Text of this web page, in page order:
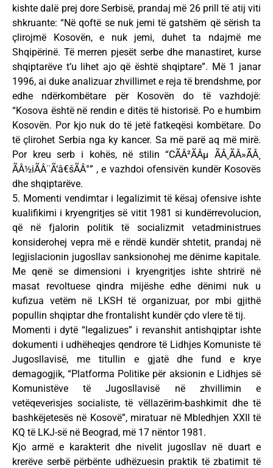
kishte dalë prej dore Serbisë, prandaj më 26 prill të atij viti
shkruante: “Në qoftë se nuk jemi të gatshëm që sërish ta
çlirojmë Kosovën, e nuk jemi, duhet ta ndajmë me
Shqipërinë. Të merren pjesët serbe dhe manastiret, kurse
shqiptarëve t’u lihet ajo që është shqiptare”. Më 1 janar
1996, ai duke analizuar zhvillimet e reja të brendshme, por
edhe ndërkombëtare për Kosovën do të vazhdojë:
“Kosova është në rendin e ditës të historisë. Po e humbim
Kosovën. Por kjo nuk do të jetë fatkeqësi kombëtare. Do
të çlirohet Serbia nga ky kancer. Sa më parë aq më mirë.
Por kreu serb i kohës, në stilin “CÃÂ²ÃÂµ ÃÂ¸ÃÂ»ÃÂ¸
ÃÂ½iÃÂ¨Ã‘â€šÃÂ°” , e vazhdoi ofensivën kundër Kosovës
dhe shqiptarëve.
5. Momenti vendimtar i legalizimit të kësaj ofensive ishte
kualifikimi i kryengritjes së vitit 1981 si kundërrevolucion,
që në fjalorin politik të socializmit vetadministrues
konsiderohej vepra më e rëndë kundër shtetit, prandaj në
legjislacionin jugosllav sanksionohej me dënime kapitale.
Me qenë se dimensioni i kryengritjes ishte shtrirë në
masat revoltuese qindra mijëshe edhe dënimi nuk u
kufizua vetëm në LKSH të organizuar, por mbi gjithë
popullin shqiptar dhe frontalisht kundër çdo vlere të tij.
Momenti i dytë “legalizues” i revanshit antishqiptar ishte
dokumenti i udhëheqjes qendrore të Lidhjes Komuniste të
Jugosllavisë, me titullin e gjatë dhe fund e krye
demagogjik, “Platforma Politike për aksionin e Lidhjes së
Komunistëve të Jugosllavisë në zhvillimin e
vetëqeverisjes socialiste, të vëllazërim-bashkimit dhe të
bashkëjetesës në Kosovë”, miratuar në Mbledhjen XXII të
KQ të LKJ-së në Beograd, më 17 nëntor 1981.
Kjo armë e karakterit dhe nivelit jugosllav në duart e
krerëve serbë përbënte udhëzuesin praktik të zbatimit të